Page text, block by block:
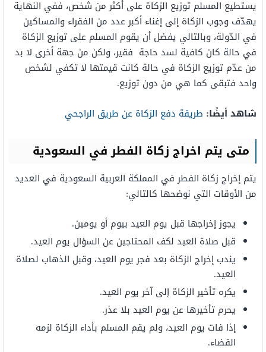
يستطيع المسلم توزيع الزكاة على أكثر من شخص، ففي النهاية
يهدّف وجوب الزكاة إلى إغناء أكبر عدد من الفقراء والمساكين
في الدّولة، وبالتالي يفضل أن يقوم المسلم على توزيع الزكاة
في حالة كان كافية لسد حاجة فقير، ولكن من جهة أخرى لا بد
من عدّم توزيع الزكاة في حالة كانت قيمتها لا تكفي لشخص
واحد فتبقى كما هي من دون توزيع.
شاهد أيضًا: طريقة دفع الزكاة عن طريق الراجحي
متى يتم اخراج زكاة الفطر في السعودية
يتم إخراج زكاة الفطر في المملكة العربية السعودية في العديد
من الأوقات التي نوضحها كالتالي:
يجوز إخراجها قبل يوم العيد بيوم أو يومين.
قبل صلاة العيد لكف المحتاجين عن السؤال يوم العيد.
يندب إخراج الزكاة بعد فجر يوم العيد، وقبل الذهاب لصلاة
العيد.
يكره تأخير الزكاة إلى آخر يوم العيد.
يحرم تأخيرها عن يوم العيد بلا عذر.
إذا فات يوم العيد، ولم يقم المسلم بأداء الزكاة لزمه
القضاء.